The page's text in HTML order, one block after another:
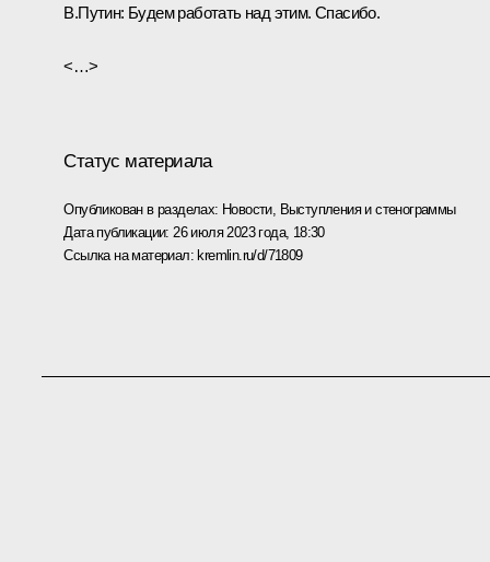
В.Путин: Будем работать над этим. Спасибо.
<…>
Статус материала
Опубликован в разделах: Новости, Выступления и стенограммы
Дата публикации: 26 июля 2023 года, 18:30
Ссылка на материал: kremlin.ru/d/71809